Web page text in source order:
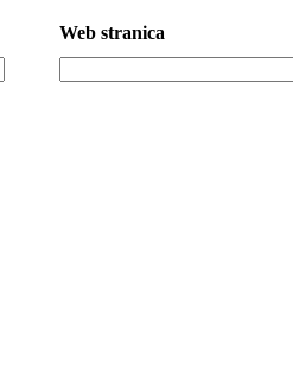
Web stranica